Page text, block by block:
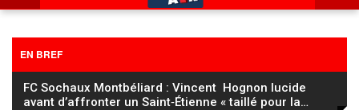
EN BREF
FC Sochaux Montbéliard : Vincent Hognon lucide
avant d’affronter un Saint‑Étienne « taillé pour la…